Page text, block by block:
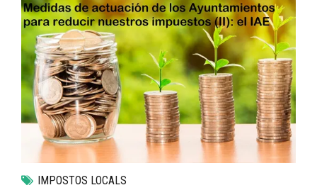
IMPOSTOS LOCALS